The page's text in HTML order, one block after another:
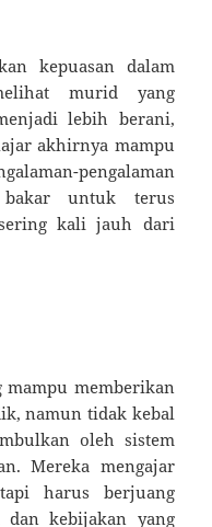
kepuasan dalam
murid yang
lebih berani,
akhirnya mampu
pengalaman
untuk terus
kali jauh dari
mampu memberikan
namun tidak kebal
oleh sistem
Mereka mengajar
harus berjuang
dan kebijakan yang